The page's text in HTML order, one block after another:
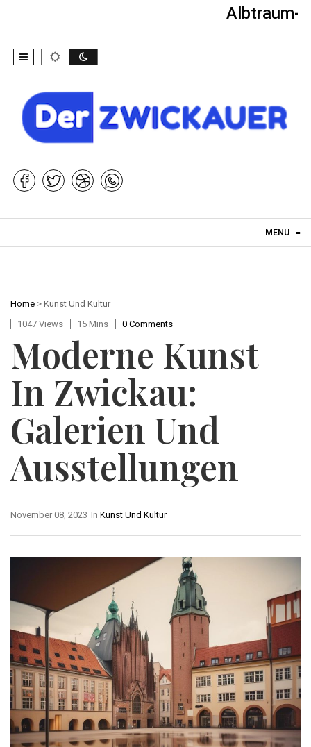
Albtraum-
MENU ≡
Home > Kunst Und Kultur
1047 Views
15 Mins 0 Comments
Moderne Kunst
In Zwickau:
Galerien Und
Ausstellungen
In Kunst Und Kultur
November 08, 2023